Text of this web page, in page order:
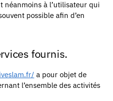
néanmoins à l’utilisateur qui
possible afin d’en
fournis.
a pour objet de
l’ensemble des activités